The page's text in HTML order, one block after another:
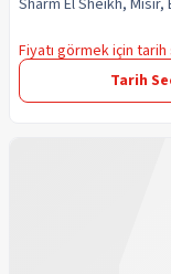
Sharm El Sheikh, Mısır,
Fiyatı görmek için
Tarih